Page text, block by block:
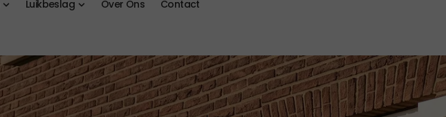
Luikbeslag Over Ons Contact